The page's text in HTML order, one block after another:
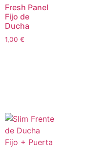
Fresh Panel
Fijo de
Ducha
1,00 €